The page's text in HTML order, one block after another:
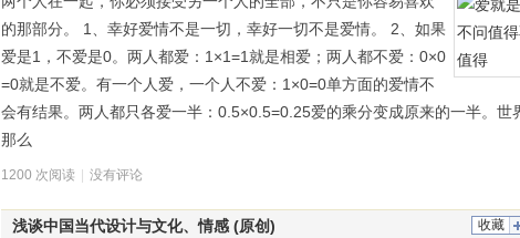
的那部分。 1、幸好爱情不是一切，幸好一切不是爱情。 2、如果
爱是1，不爱是0。两人都爱：1×1=1就是相爱；两人都不爱：0×0
=0就是不爱。有一个人爱，一个人不爱：1×0=0单方面的爱情不
会有结果。两人都只各爱一半：0.5×0.5=0.25爱的乘分变成原来的一半。世
那么
1200 次阅读 没有评论
收藏
浅谈中国当代设计与文化、情感 (原创)